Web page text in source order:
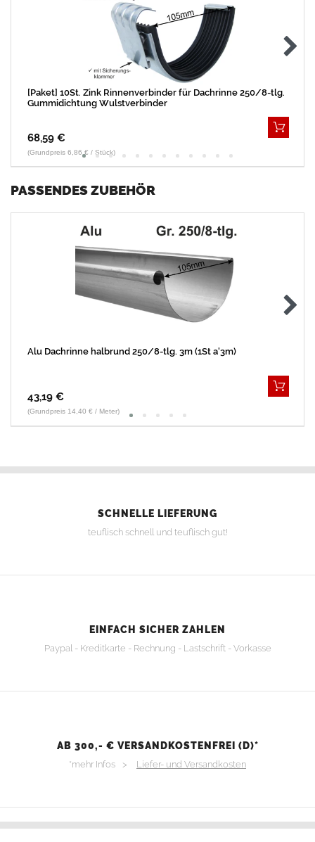
[Paket] 10St. Zink Rinnenverbinder für Dachrinne 250/8-tlg.
Gummidichtung Wulstverbinder
68,59 €
(Grundpreis 6,86 € / Stück)
PASSENDES ZUBEHÖR
Alu Dachrinne halbrund 250/8-tlg. 3m (1St a'3m)
43,19 €
(Grundpreis 14,40 € / Meter)
SCHNELLE LIEFERUNG
teuflisch schnell und teuflisch gut!
EINFACH SICHER ZAHLEN
Paypal - Kreditkarte - Rechnung - Lastschrift - Vorkasse
AB 300,- € VERSANDKOSTENFREI (D)*
*mehr Infos > Liefer- und Versandkosten